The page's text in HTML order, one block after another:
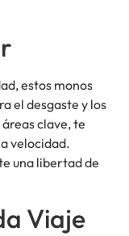
estos monos
el desgaste y los
clave, te
velocidad.
una libertad de
Viaje